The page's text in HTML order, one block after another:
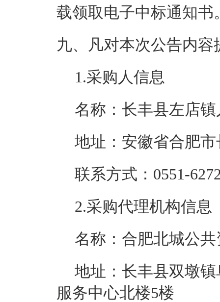
载领取电子中标通知书
九、凡对本次公告内
1.采购人信息
名称：长丰县左店
地址：安徽省合肥
联系方式：0551-
2.采购代理机构信息
名称：合肥北城公
地址：长丰县双墩
服务中心北楼5楼